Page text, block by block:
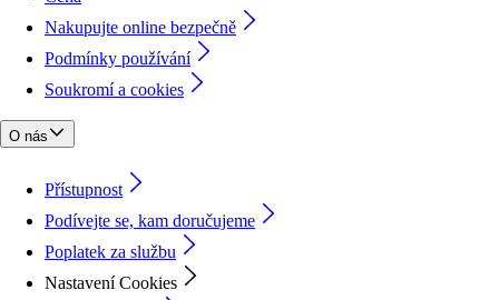
Nakupujte online bezpečně
Podmínky používání
Soukromí a cookies
O nás
Přístupnost
Podívejte se, kam doručujeme
Poplatek za službu
Nastavení Cookies